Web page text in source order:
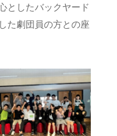
としたバックヤード
た劇団員の方との座